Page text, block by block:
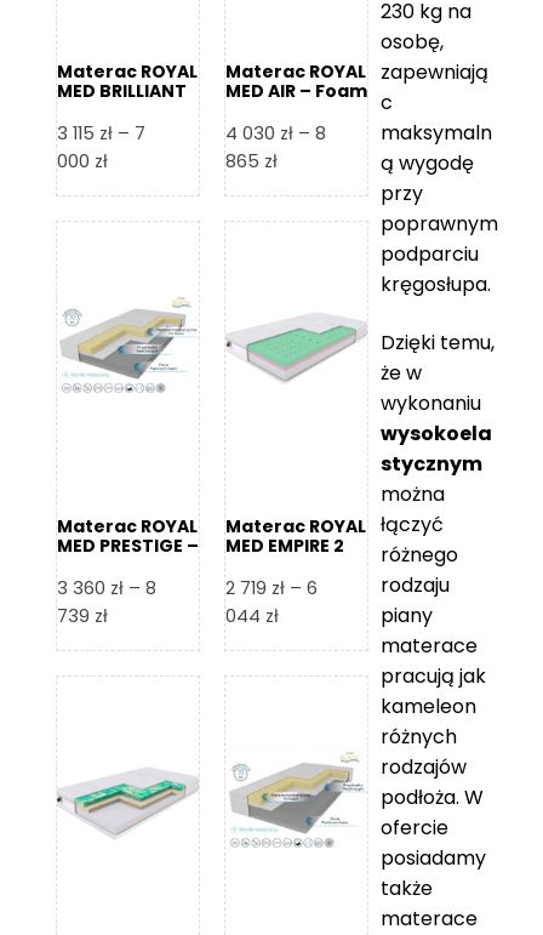
Materac ROYAL
MED BRILLIANT
3 115 zł – 7
000 złZakres
od
7
000 zł
Materac ROYAL
MED AIR – Foam
4 030 zł – 8
865 złZakres
od
8
865 zł
Materac ROYAL
MED PRESTIGE –
3 360 zł – 8
739 złZakres
od
8
739 zł
Materac ROYAL
MED EMPIRE 2
2 719 zł – 6
044 złZakres
od
6
044 zł
230 kg na
osobę,
zapewniają
c
maksymaln
ą wygodę
przy
poprawnym
podparciu
kręgosłupa.
Dzięki temu,
że w
wykonaniu
wysokoela
stycznym
można
łączyć
różnego
rodzaju
piany
materace
pracują jak
kameleon
różnych
rodzajów
podłoża. W
ofercie
posiadamy
także
materace